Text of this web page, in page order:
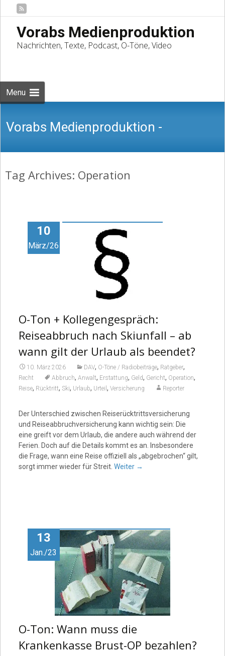
Vorabs Medienproduktion
Nachrichten, Texte, Podcast, O-Töne, Video
Menu
Vorabs Medienproduktion -
Nachrichten, Texte, Podcast, O-Töne,
Video
Tag Archives: Operation
10
März/26
O-Ton + Kollegengespräch:
Reiseabbruch nach Skiunfall – ab
wann gilt der Urlaub als beendet?
10. März 2026 DAV, O-Töne / Radiobeiträge, Ratgeber,
Recht Abbruch, Anwalt, Erstattung, Geld, Gericht, Operation,
Reise, Rücktritt, Ski, Urlaub, Urteil , Versicherung Reporter
Der Unterschied zwischen Reiserücktrittsversicherung
und Reiseabbruchversicherung kann wichtig sein: Die
eine greift vor dem Urlaub, die andere auch während der
Ferien. Doch auf die Details kommt es an. Insbesondere
die Frage, wann eine Reise offiziell als „abgebrochen“ gilt,
sorgt immer wieder für Streit. Weiter →
13
Jan./23
O-Ton: Wann muss die
Krankenkasse Brust-OP bezahlen?